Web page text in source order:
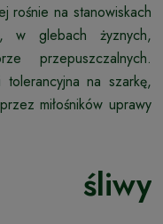
rośnie na stanowiskach
w glebach żyznych,
przepuszczalnych.
na szarkę,
miłośników uprawy
śliwy